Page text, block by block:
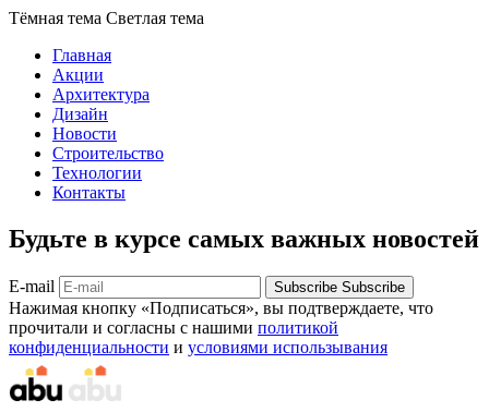
Тёмная тема Светлая тема
Главная
Акции
Архитектура
Дизайн
Новости
Строительство
Технологии
Контакты
Будьте в курсе самых важных новостей
E-mail Subscribe Subscribe
Нажимая кнопку «Подписаться», вы подтверждаете, что
прочитали и согласны с нашими политикой
конфиденциальности и условиями использывания